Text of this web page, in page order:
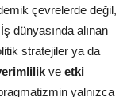
çevrelerde değil,
dünyasında alınan
stratejiler ya da
ve etki
yalnızca